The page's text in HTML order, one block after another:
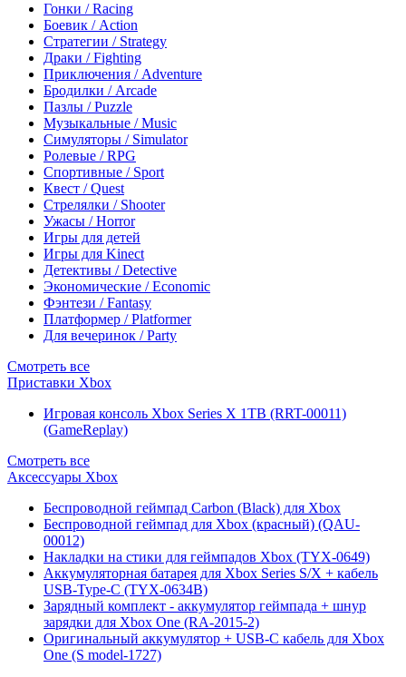
Гонки / Racing
Боевик / Action
Стратегии / Strategy
Драки / Fighting
Приключения / Adventure
Бродилки / Arcade
Пазлы / Puzzle
Музыкальные / Music
Симуляторы / Simulator
Ролевые / RPG
Спортивные / Sport
Квест / Quest
Стрелялки / Shooter
Ужасы / Horror
Игры для детей
Игры для Kinect
Детективы / Detective
Экономические / Economic
Фэнтези / Fantasy
Платформер / Platformer
Для вечеринок / Party
Смотреть все
Приставки Xbox
Игровая консоль Xbox Series X 1TB (RRT-00011)
(GameReplay)
Смотреть все
Аксессуары Xbox
Беспроводной геймпад Carbon (Black) для Xbox
Беспроводной геймпад для Xbox (красный) (QAU-
00012)
Накладки на стики для геймпадов Xbox (TYX-0649)
Аккумуляторная батарея для Xbox Series S/X + кабель
USB-Type-C (TYX-0634B)
Зарядный комплект - аккумулятор геймпада + шнур
зарядки для Xbox One (RA-2015-2)
Оригинальный аккумулятор + USB-C кабель для Xbox
One (S model-1727)